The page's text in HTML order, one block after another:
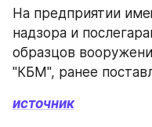
На предприятии
надзора и
образцов
"КБМ", ранее
источник